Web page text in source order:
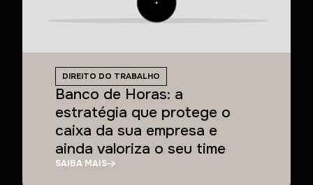
DIREITO DO TRABALHO
Banco de Horas: a
estratégia que protege o
caixa da sua empresa e
ainda valoriza o seu time
SAIBA MAIS